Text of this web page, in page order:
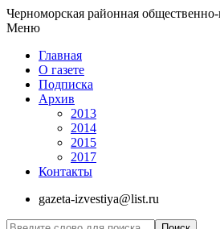
Черноморская районная общественно-
Меню
Главная
О газете
Подписка
Архив
2013
2014
2015
2017
Контакты
gazeta-izvestiya@list.ru